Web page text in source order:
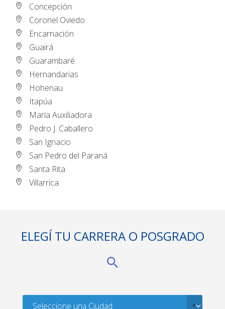
Concepción
Coronel Oviedo
Encarnación
Guairá
Guarambaré
Hernandarias
Hohenau
Itapúa
María Auxiliadora
Pedro J. Caballero
San Ignacio
San Pedro del Paraná
Santa Rita
Villarrica
ELEGÍ TU CARRERA O POSGRADO